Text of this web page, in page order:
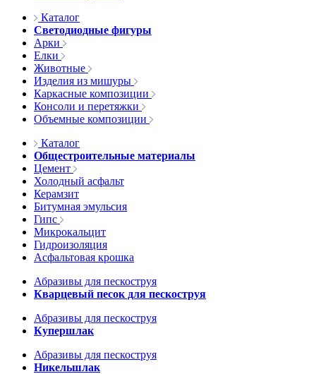
Каталог
Светодиодные фигуры
Арки
Елки
Животные
Изделия из мишуры
Каркасные композиции
Консоли и перетяжки
Объемные композиции
Каталог
Общестроительные материалы
Цемент
Холодный асфальт
Керамзит
Битумная эмульсия
Гипс
Микрокальцит
Гидроизоляция
Асфальтовая крошка
Абразивы для пескоструя
Кварцевый песок для пескоструя
Абразивы для пескоструя
Купершлак
Абразивы для пескоструя
Никельшлак